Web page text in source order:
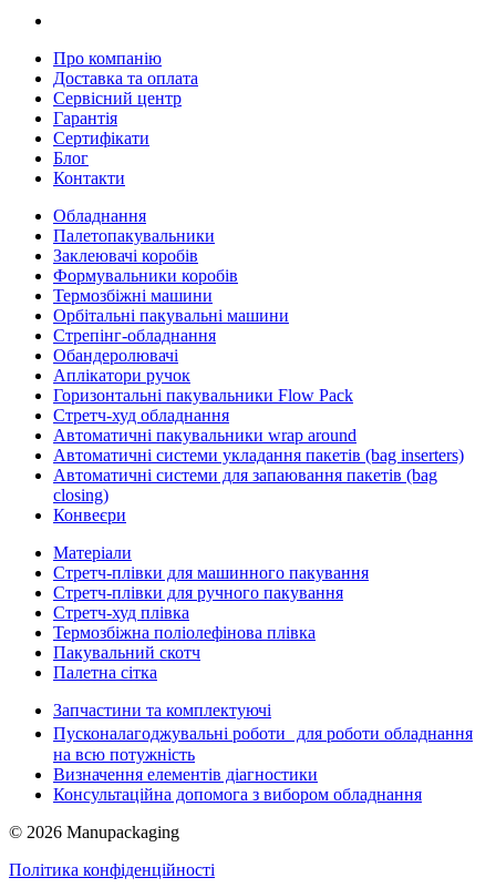
Про компанію
Доставка та оплата
Сервісний центр
Гарантія
Сертифікати
Блог
Контакти
Обладнання
Палетопакувальники
Заклеювачі коробів
Формувальники коробів
Термозбіжні машини
Орбітальні пакувальні машини
Стрепінг-обладнання
Обандеролювачі
Аплікатори ручок
Горизонтальні пакувальники Flow Pack
Стретч-худ обладнання
Автоматичні пакувальники wrap around
Автоматичні системи укладання пакетів (bag inserters)
Автоматичні системи для запаювання пакетів (bag
closing)
Конвеєри
Матеріали
Стретч-плівки для машинного пакування
Стретч-плівки для ручного пакування
Стретч-худ плівка
Термозбіжна поліолефінова плівка
Пакувальний скотч
Палетна сітка
Запчастини та комплектуючі
Пусконалагоджувальні роботи для роботи обладнання
на всю потужність
Визначення елементів діагностики
Консультаційна допомога з вибором обладнання
© 2026 Manupackaging
Політика конфіденційності